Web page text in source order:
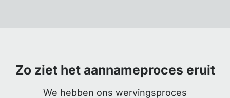
Zo ziet het aannameproces eruit
We hebben ons wervingsproces